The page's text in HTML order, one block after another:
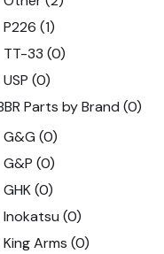
P226 (1)
TT-33 (0)
USP (0)
Parts by Brand (0)
G&G (0)
G&P (0)
GHK (0)
Inokatsu (0)
King Arms (0)